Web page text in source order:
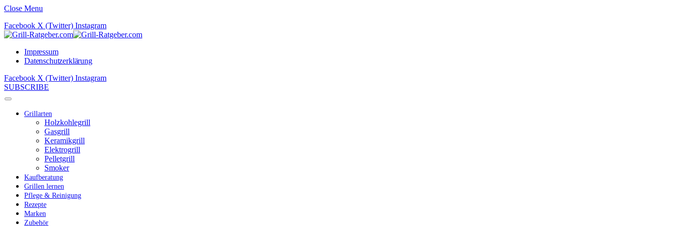
Close Menu
Facebook X (Twitter) Instagram
Impressum
Datenschutzerklärung
Facebook X (Twitter) Instagram
SUBSCRIBE
Grillarten
Holzkohlegrill
Gasgrill
Keramikgrill
Elektrogrill
Pelletgrill
Smoker
Kaufberatung
Grillen lernen
Pflege & Reinigung
Rezepte
Marken
Zubehör